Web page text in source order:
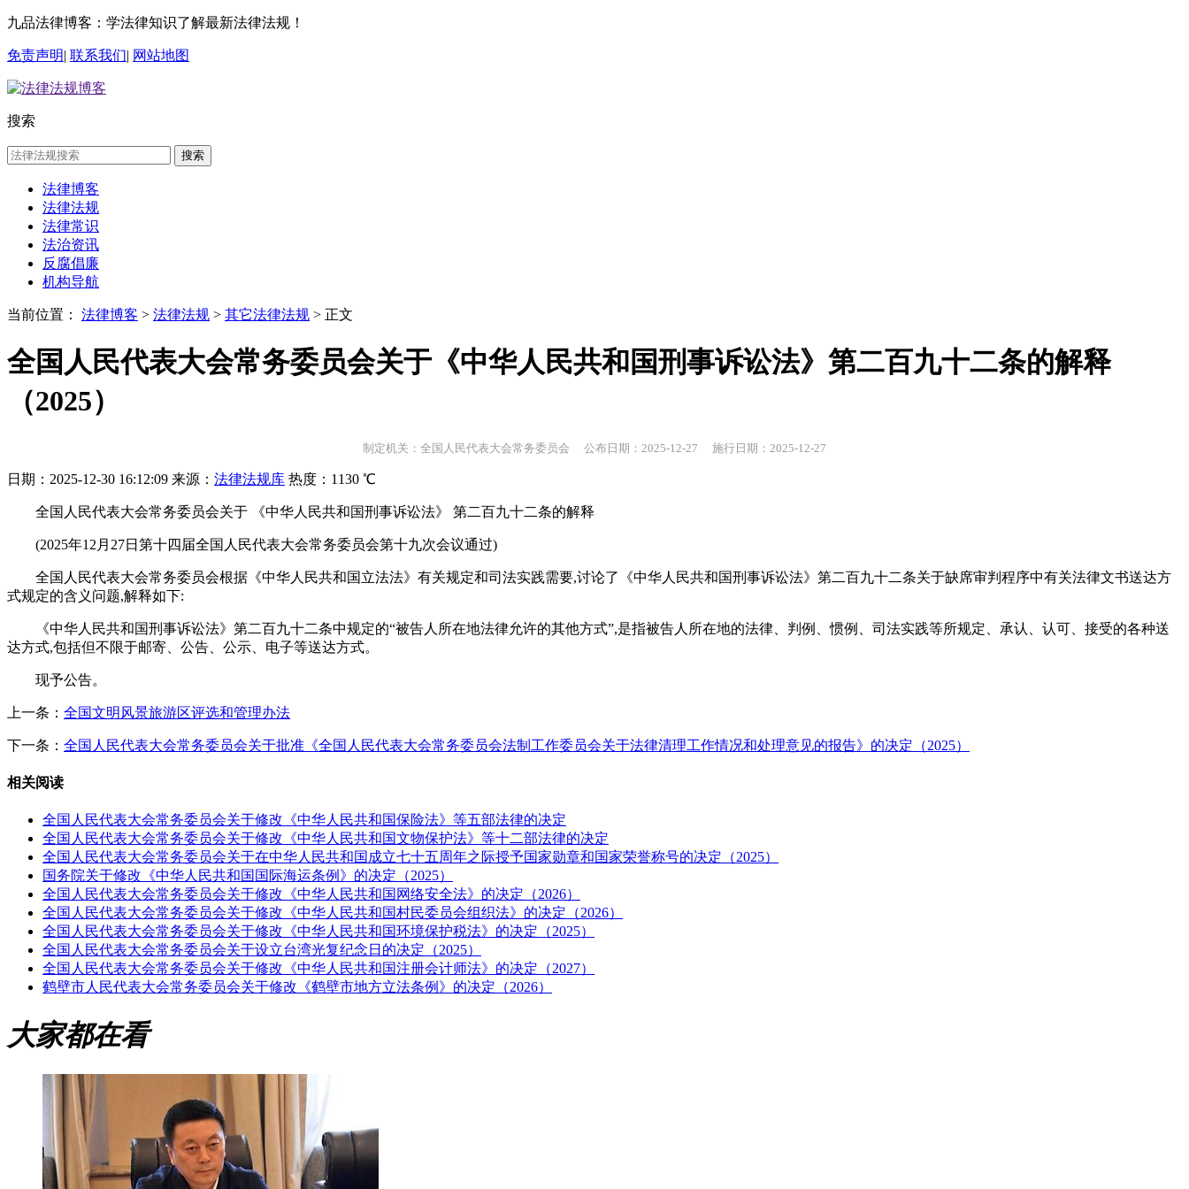
九品法律博客：学法律知识了解最新法律法规！
免责声明| 联系我们| 网站地图
搜索
搜索
法律博客
法律法规
法律常识
法治资讯
反腐倡廉
机构导航
当前位置： 法律博客 > 法律法规 > 其它法律法规 > 正文
全国人民代表大会常务委员会关于《中华人民共和国刑事诉讼法》第二百九十二条的解释
（2025）
制定机关：全国人民代表大会常务委员会 公布日期：2025-12-27 施行日期：2025-12-27
日期： 2025-12-30 16:12:09 来源： 法律法规库 热度： 1130 ℃
全国人民代表大会常务委员会关于 《中华人民共和国刑事诉讼法》 第二百九十二条的解释
(2025年12月27日第十四届全国人民代表大会常务委员会第十九次会议通过)
全国人民代表大会常务委员会根据《中华人民共和国立法法》有关规定和司法实践需要,讨论了《中华人民共和国刑事诉讼法》第二百九十二条关于缺席审判程序中有关法律文书送达方
式规定的含义问题,解释如下:
《中华人民共和国刑事诉讼法》第二百九十二条中规定的“被告人所在地法律允许的其他方式”,是指被告人所在地的法律、判例、惯例、司法实践等所规定、承认、认可、接受的各种送
达方式,包括但不限于邮寄、公告、公示、电子等送达方式。
现予公告。
上一条： 全国文明风景旅游区评选和管理办法
下一条： 全国人民代表大会常务委员会关于批准《全国人民代表大会常务委员会法制工作委员会关于法律清理工作情况和处理意见的报告》的决定（2025）
相关阅读
全国人民代表大会常务委员会关于修改《中华人民共和国保险法》等五部法律的决定
全国人民代表大会常务委员会关于修改《中华人民共和国文物保护法》等十二部法律的决定
全国人民代表大会常务委员会关于在中华人民共和国成立七十五周年之际授予国家勋章和国家荣誉称号的决定（2025）
国务院关于修改《中华人民共和国国际海运条例》的决定（2025）
全国人民代表大会常务委员会关于修改《中华人民共和国网络安全法》的决定（2026）
全国人民代表大会常务委员会关于修改《中华人民共和国村民委员会组织法》的决定（2026）
全国人民代表大会常务委员会关于修改《中华人民共和国环境保护税法》的决定（2025）
全国人民代表大会常务委员会关于设立台湾光复纪念日的决定（2025）
全国人民代表大会常务委员会关于修改《中华人民共和国注册会计师法》的决定（2027）
鹤壁市人民代表大会常务委员会关于修改《鹤壁市地方立法条例》的决定（2026）
大家都在看